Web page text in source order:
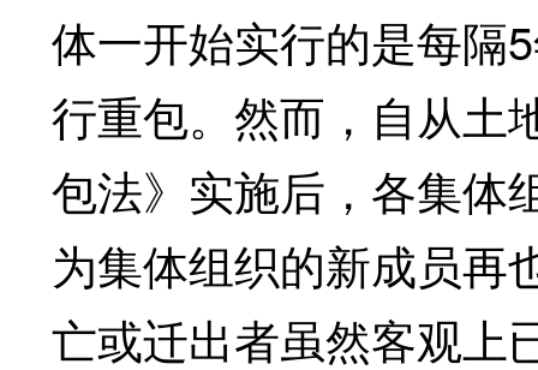
体一开始实行的是每隔
行重包。然而，自从土
包法》实施后，各集体
为集体组织的新成员再
亡或迁出者虽然客观上